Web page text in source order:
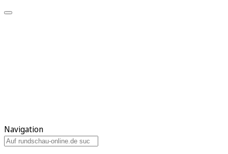
Navigation